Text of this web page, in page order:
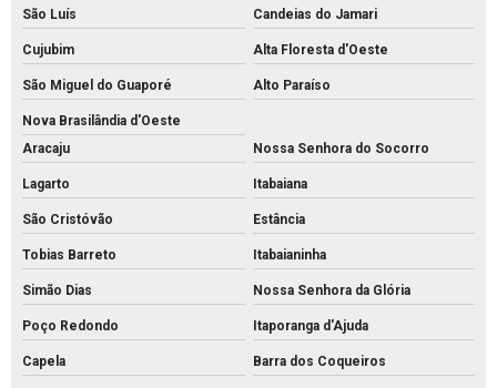
São Luís Candeias do Jamari
Cujubim Alta Floresta d'Oeste
São Miguel do Guaporé Alto Paraíso
Nova Brasilândia d'Oeste
Aracaju
Nossa Senhora do Socorro
Lagarto Itabaiana
São Cristóvão Estância
Tobias Barreto Itabaianinha
Simão Dias Nossa Senhora da Glória
Poço Redondo Itaporanga d'Ajuda
Capela Barra dos Coqueiros